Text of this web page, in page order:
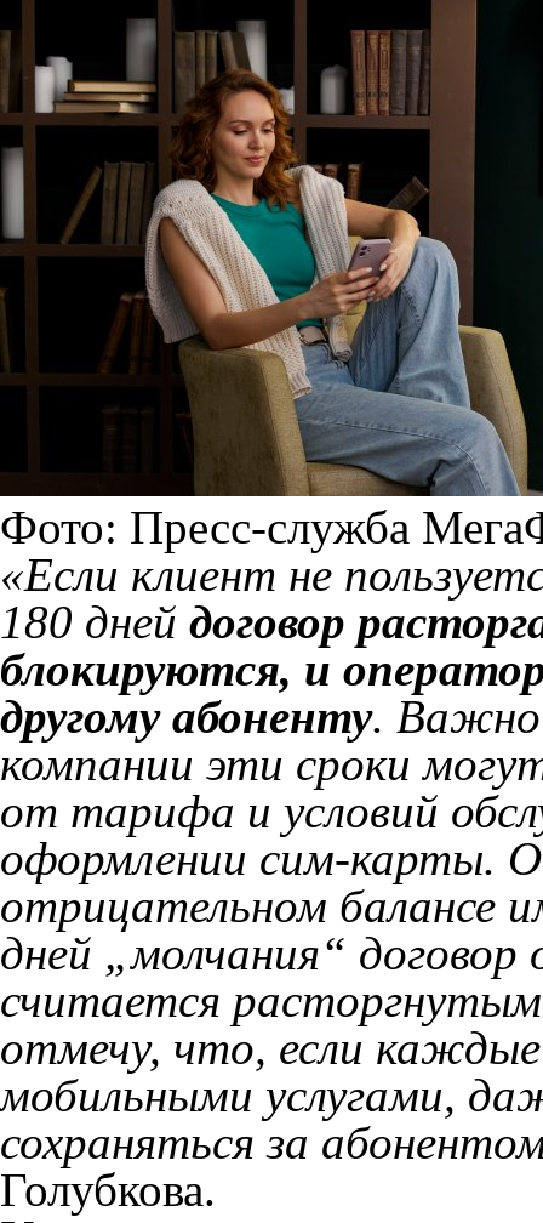
Фото: Пресс-служба
«Если клиент не
180 дней договор
блокируются, и
другому абоненту. Важно
компании эти сроки
от тарифа и условий
оформлении сим-карты.
отрицательном балансе
дней „молчания“ договор
считается
отмечу, что, если каждые
мобильными услугами,
сохраняться за
Голубкова.